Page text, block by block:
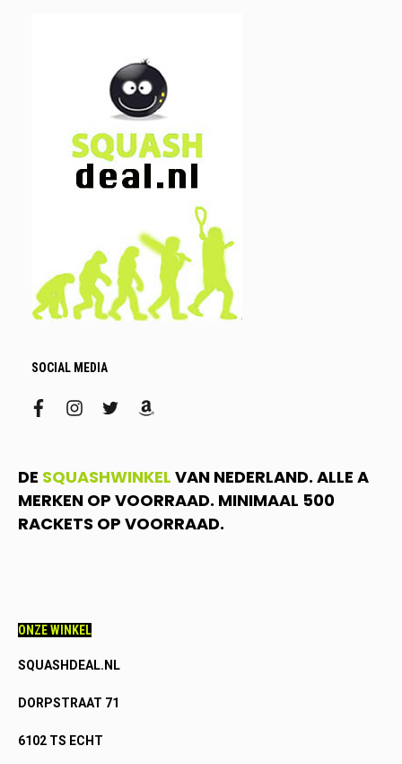
SOCIAL MEDIA
facebookinstagram
twitteramazon
DE SQUASHWINKEL VAN NEDERLAND. ALLE A
MERKEN OP VOORRAAD. MINIMAAL 500
RACKETS OP VOORRAAD.
ONZE WINKEL
SQUASHDEAL.NL
DORPSTRAAT 71
6102 TS ECHT